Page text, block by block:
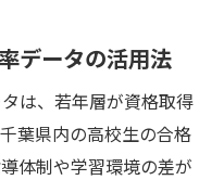
データの活用法
は、若年層が資格取得
葉県内の高校生の合格
体制や学習環境の差が